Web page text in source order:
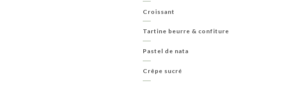
Croissant
Tartine beurre & confiture
Pastel de nata
Crêpe sucré